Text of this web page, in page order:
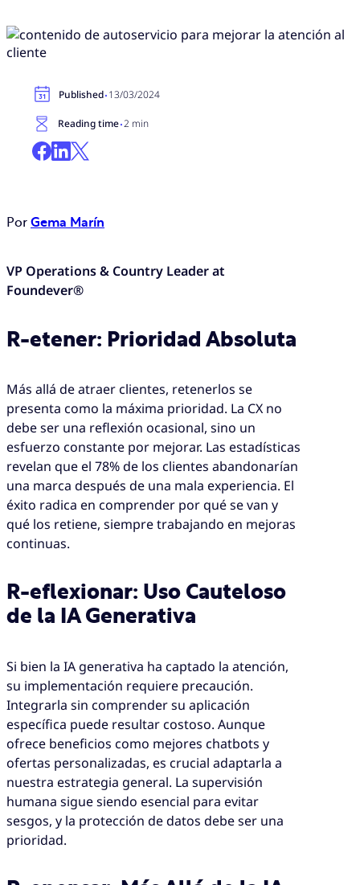
Published·13/03/2024
Reading time·2 min
Por Gema Marín
VP Operations & Country Leader at
Foundever®
R-etener: Prioridad Absoluta
Más allá de atraer clientes, retenerlos se
presenta como la máxima prioridad. La CX no
debe ser una reflexión ocasional, sino un
esfuerzo constante por mejorar. Las estadísticas
revelan que el 78% de los clientes abandonarían
una marca después de una mala experiencia. El
éxito radica en comprender por qué se van y
qué los retiene, siempre trabajando en mejoras
continuas.
R-eflexionar: Uso Cauteloso
de la IA Generativa
Si bien la IA generativa ha captado la atención,
su implementación requiere precaución.
Integrarla sin comprender su aplicación
específica puede resultar costoso. Aunque
ofrece beneficios como mejores chatbots y
ofertas personalizadas, es crucial adaptarla a
nuestra estrategia general. La supervisión
humana sigue siendo esencial para evitar
sesgos, y la protección de datos debe ser una
prioridad.